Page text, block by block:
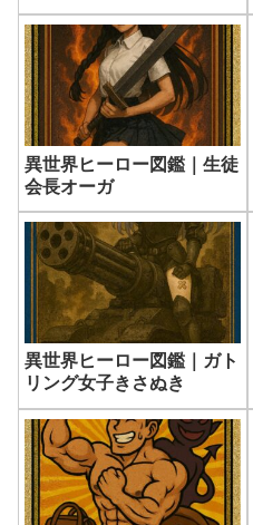
異世界ヒーロー図鑑｜生徒
会長オーガ
異世界ヒーロー図鑑｜ガト
リング女子きさぬき